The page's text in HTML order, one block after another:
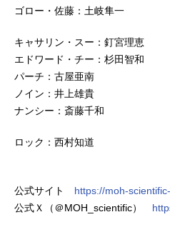
ゴロー・佐藤：土岐隼一
キャサリン・スー：釘宮理恵
エドワード・チー：杉田智和
パーチ：古屋亜南
ノイン：井上雄貴
ナンシー：斎藤千和
ロック：西村知道
公式サイト https://moh-
公式Ｘ（＠MOH_scientific）